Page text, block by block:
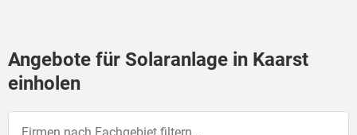
Angebote für Solaranlage in Kaarst
einholen